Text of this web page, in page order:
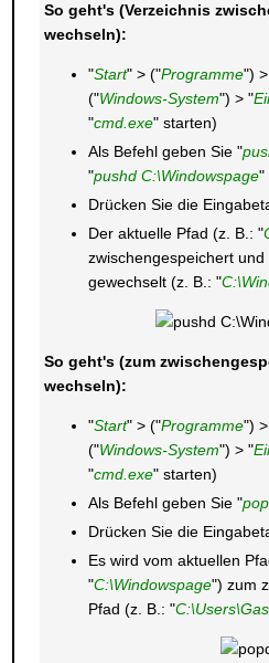
So geht's (Verzeichnis
wechseln):
"Start" > ("Programme")
("Windows-System") > "
"cmd.exe" starten)
Als Befehl geben Sie "
"pushd C:\Windowspage"
Drücken Sie die
Der aktuelle Pfad (z. B.: "
zwischengespeichert
gewechselt (z. B.: "
So geht's (zum
wechseln):
"Start" > ("Programme")
("Windows-System") > "
"cmd.exe" starten)
Als Befehl geben Sie "
Drücken Sie die
Es wird vom aktuellen
"C:\Windowspage") zum
Pfad (z. B.: "